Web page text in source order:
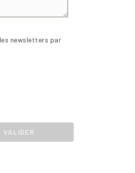
newsletters par
VALIDER